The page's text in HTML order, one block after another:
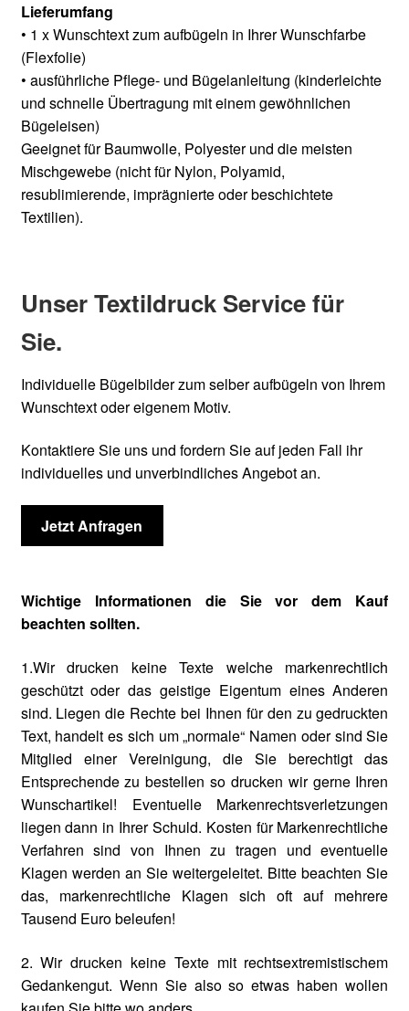
Lieferumfang
• 1 x Wunschtext zum aufbügeln in Ihrer Wunschfarbe
(Flexfolie)
• ausführliche Pflege- und Bügelanleitung (kinderleichte
und schnelle Übertragung mit einem gewöhnlichen
Bügeleisen)
Geeignet für Baumwolle, Polyester und die meisten
Mischgewebe (nicht für Nylon, Polyamid,
resublimierende, imprägnierte oder beschichtete
Textilien).
Unser Textildruck Service für
Sie.
Individuelle Bügelbilder zum selber aufbügeln von Ihrem
Wunschtext oder eigenem Motiv.
Kontaktiere Sie uns und fordern Sie auf jeden Fall ihr
individuelles und unverbindliches Angebot an.
Jetzt Anfragen
Wichtige Informationen die Sie vor dem Kauf
beachten sollten.
1.Wir drucken keine Texte welche markenrechtlich
geschützt oder das geistige Eigentum eines Anderen
sind. Liegen die Rechte bei Ihnen für den zu gedruckten
Text, handelt es sich um „normale“ Namen oder sind Sie
Mitglied einer Vereinigung, die Sie berechtigt das
Entsprechende zu bestellen so drucken wir gerne Ihren
Wunschartikel! Eventuelle Markenrechtsverletzungen
liegen dann in Ihrer Schuld. Kosten für Markenrechtliche
Verfahren sind von Ihnen zu tragen und eventuelle
Klagen werden an Sie weitergeleitet. Bitte beachten Sie
das, markenrechtliche Klagen sich oft auf mehrere
Tausend Euro beleufen!
2. Wir drucken keine Texte mit rechtsextremistischem
Gedankengut. Wenn Sie also so etwas haben wollen